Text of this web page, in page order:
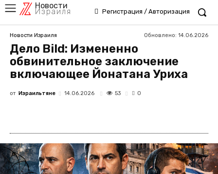
Новости
Израиля Регистрация / Авторизация
Новости Израиля Обновлено: 14.06.2026
Дело Bild: Измененно
обвинительное заключение
включающее Йонатана Уриха
от Израильтяне 14.06.2026 53 0